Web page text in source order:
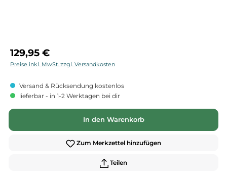
Regulärer Preis:
129,95 €
Preise inkl. MwSt. zzgl. Versandkosten
Versand & Rücksendung kostenlos
lieferbar - in 1-2 Werktagen bei dir
In den Warenkorb
Zum Merkzettel hinzufügen
Teilen